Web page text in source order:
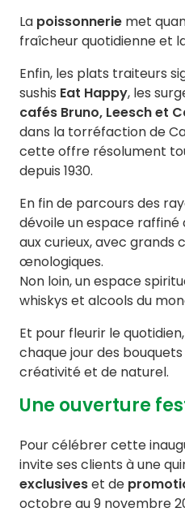
La poissonnerie met
fraîcheur quotidienne et
Enfin, les plats traiteurs
sushis Eat Happy, les
cafés Bruno, Leeschet
dans la torréfaction de
cette offre résolument
depuis 1930.
En fin de parcours des
dévoile un espace
aux curieux, avec grands
œnologiques.
Non loin, un espace
whiskys et alcools du
Et pour fleurir le
chaque jour des
créativité et de naturel.
Une ouverture
Pour célébrer cette
invite ses clients à une
exclusiveset de
octobre au 9 novembre